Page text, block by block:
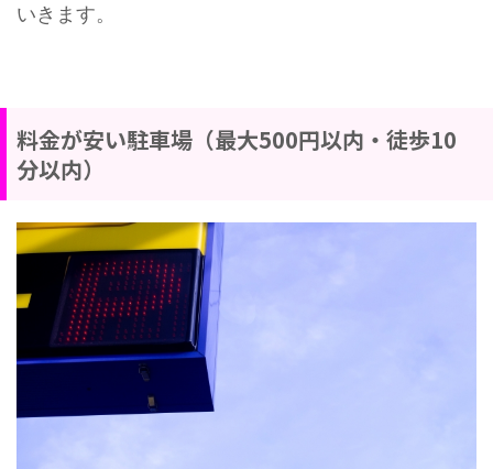
いきます。
料金が安い駐車場（最大500円以内・徒歩10
分以内）